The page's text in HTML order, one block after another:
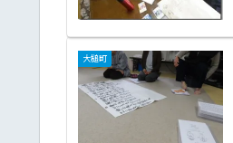
大槌町